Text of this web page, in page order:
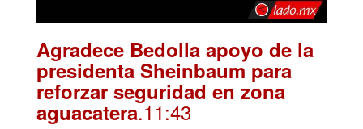
Agradece Bedolla apoyo de la
presidenta Sheinbaum para
reforzar seguridad en zona
aguacatera.11:43